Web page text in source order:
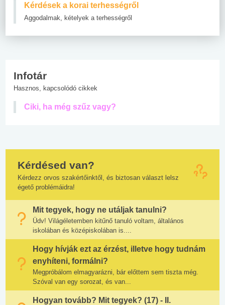
Kérdések a korai terhességről
Aggodalmak, kételyek a terhességről
Infotár
Hasznos, kapcsolódó cikkek
Ciki, ha még szűz vagy?
Kérdésed van?
Kérdezz orvos szakértőinktől, és biztosan választ lelsz
égető problémáidra!
Mit tegyek, hogy ne utáljak tanulni?
Üdv! Világéletemben kitűnő tanuló voltam, általános
iskolában és középiskolában is....
Hogy hívják ezt az érzést, illetve hogy tudnám
enyhíteni, formálni?
Megpróbálom elmagyarázni, bár előttem sem tiszta még.
Szóval van egy sorozat, és van...
Hogyan tovább? Mit tegyek? (17) - II.